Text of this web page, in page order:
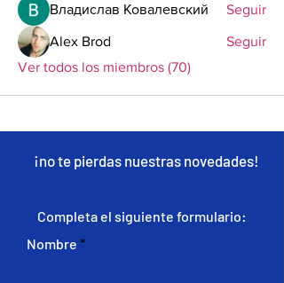
Владислав Ковалевский Seguir
Alex Brod
Seguir
Ver todos los miembros (70)
¡no te pierdas nuestras novedades!
Completa el siguiente formulario:
Nombre